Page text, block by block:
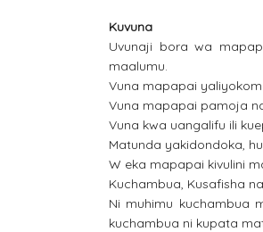
Kuvuna
Uvunaji bora wa
maalumu.
Vuna mapapai
Vuna mapapai pamoja
Vuna kwa uangalifu ili
Matunda yakidondoka,
W eka mapapai kivulini
Kuchambua, Kusafisha
Ni muhimu kuchambua
kuchambua ni kupata